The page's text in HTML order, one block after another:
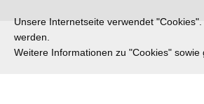
Unsere Internetseite verwendet
werden.
Weitere Informationen zu "Cookies"